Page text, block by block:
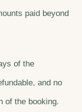
paid beyond
of the
and no
of the booking.